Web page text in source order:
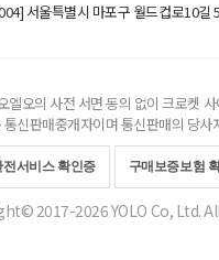
] 서울특별시 마포구 월드컵로10길
엘오의 사전 서면 동의 없이 크로켓
신판매중개자이며 통신판매의 당
전서비스 확인증 구매보증보험
2017-2026 YOLO Co, Ltd.